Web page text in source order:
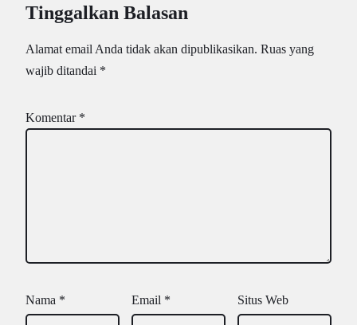
Tinggalkan Balasan
Alamat email Anda tidak akan dipublikasikan. Ruas yang
wajib ditandai *
Komentar *
Nama * Email * Situs Web